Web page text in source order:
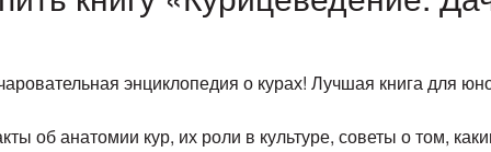
энциклопедия о курах! Лучшая книга для
об анатомии кур, их роли в культуре, советы о том,